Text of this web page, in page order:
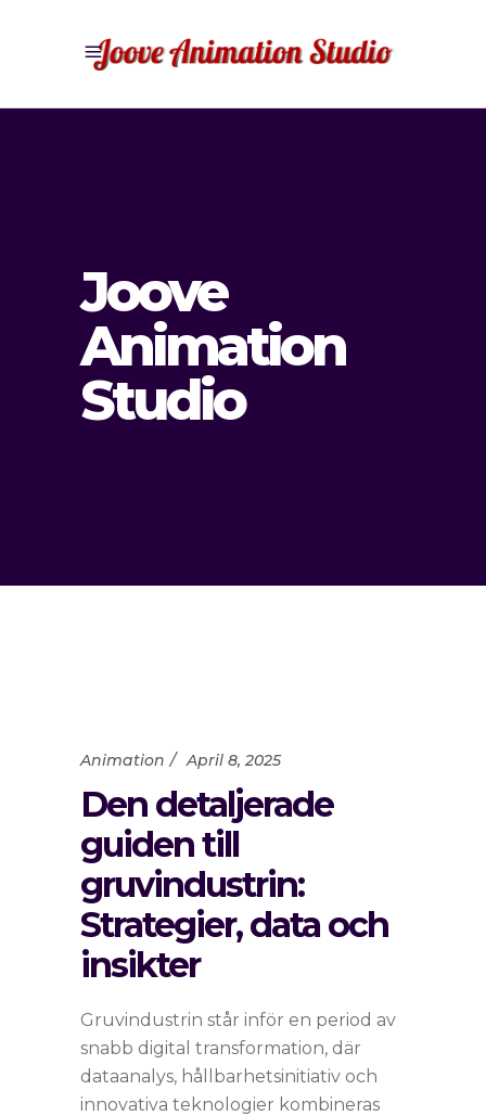
Joove
Animation
Studio
Animation April 8, 2025
Den detaljerade
guiden till
gruvindustrin:
Strategier, data och
insikter
Gruvindustrin står inför en period av
snabb digital transformation, där
dataanalys, hållbarhetsinitiativ och
innovativa teknologier kombineras